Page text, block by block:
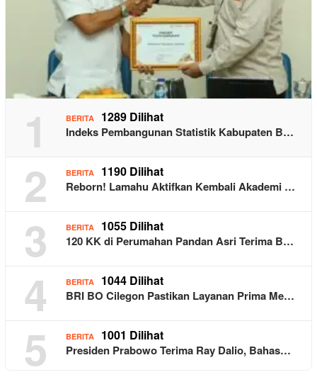
1 BERITA 1289 Dilihat
Indeks Pembangunan Statistik Kabupaten B…
2 BERITA 1190 Dilihat
Reborn! Lamahu Aktifkan Kembali Akademi …
3 BERITA 1055 Dilihat
120 KK di Perumahan Pandan Asri Terima B…
4 BERITA 1044 Dilihat
BRI BO Cilegon Pastikan Layanan Prima Me…
5 BERITA 1001 Dilihat
Presiden Prabowo Terima Ray Dalio, Bahas…